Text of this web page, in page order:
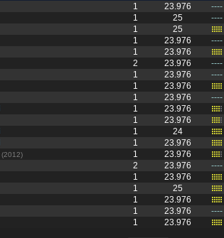
1 23.976 ----
1 25 ----
1 25
1 23.976 ----
1 23.976
2 23.976 ----
1 23.976 ----
1 23.976
1 23.976 ----
1 23.976
1 23.976
1 24
1 23.976
(2012) 1 23.976
2 23.976 ----
1 23.976
1 25
1 23.976
1 23.976 ----
1 23.976